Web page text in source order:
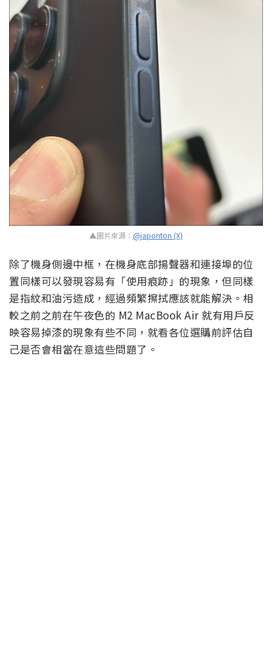
▲圖片來源： @japonton (X)
除了機身側邊中框，在機身底部揚聲器和連接埠的位
置同樣可以發現容易有「使用痕跡」的現象，但同樣
是指紋和油污造成，經過頻繁擦拭應該就能解決。相
較之前之前在午夜色的 M2 MacBook Air 就有用戶反
映容易掉漆的現象有些不同，就看各位選購前評估自
己是否會相當在意這些問題了。